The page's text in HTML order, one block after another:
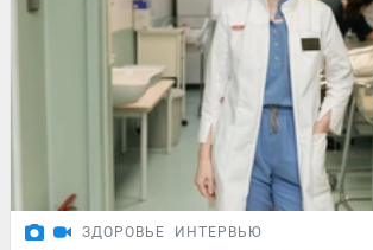
ЗДОРОВЬЕ ИНТЕРВЬЮ